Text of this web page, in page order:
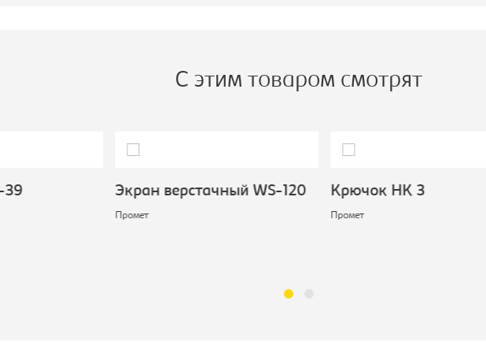
С этим товаром смотрят
Экран верстачный WS-120
Промет
Крючок НК 3
Промет